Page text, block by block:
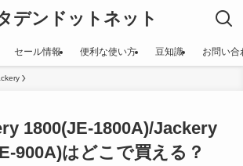
デンドットネット
セール情報 便利な使い方 豆知識 お問い合
1800(JE-1800A)/Jackery
900A)はどこで買える？